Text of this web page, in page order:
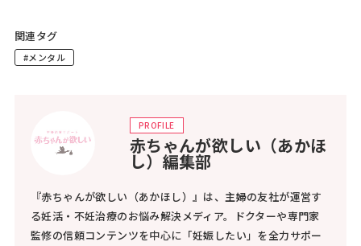
関連タグ
#メンタル
PROFILE
赤ちゃんが欲しい（あかほ
し）編集部
『赤ちゃんが欲しい（あかほし）』は、主婦の友社が運営す
る妊活・不妊治療のお悩み解決メディア。ドクターや専門家
監修の信頼コンテンツを中心に「妊娠したい」を全力サポー